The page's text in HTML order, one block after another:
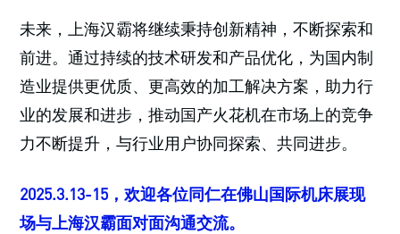
未来，上海汉霸将继续秉持创新精神，不断探索和
前进。通过持续的技术研发和产品优化，为国内制
造业提供更优质、更高效的加工解决方案，助力行
业的发展和进步，推动国产火花机在市场上的竞争
力不断提升，与行业用户协同探索、共同进步。
2025.3.13-15，欢迎各位同仁在佛山国际机床展现
场与上海汉霸面对面沟通交流。